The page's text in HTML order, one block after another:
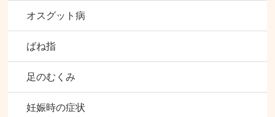
オスグット病
ばね指
足のむくみ
妊娠時の症状